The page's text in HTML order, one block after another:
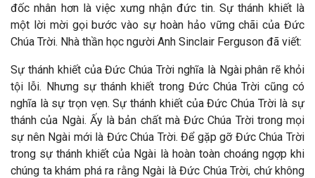
đốc nhân hơn là việc xưng nhận đức tin. Sự thánh khiết là
một lời mời gọi bước vào sự hoàn hảo vững chãi của Đức
Chúa Trời. Nhà thần học người Anh Sinclair Ferguson đã viết:
Sự thánh khiết của Đức Chúa Trời nghĩa là Ngài phân rẽ khỏi
tội lỗi. Nhưng sự thánh khiết trong Đức Chúa Trời cũng có
nghĩa là sự trọn vẹn. Sự thánh khiết của Đức Chúa Trời là sự
thánh của Ngài. Ấy là bản chất mà Đức Chúa Trời trong mọi
sự nên Ngài mới là Đức Chúa Trời. Để gặp gỡ Đức Chúa Trời
trong sự thánh khiết của Ngài là hoàn toàn choáng ngợp khi
chúng ta khám phá ra rằng Ngài là Đức Chúa Trời, chứ không